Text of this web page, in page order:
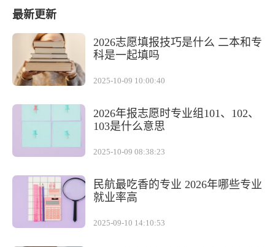
最新更新
2026志愿填报技巧是什么 二本和专
科是一起填吗
2025-10-09 10:00:40
2026年报志愿时专业组101、102、
103是什么意思
2025-10-09 08:38:23
民航最吃香的专业 2026年哪些专业
就业率高
2025-09-10 14:10:53